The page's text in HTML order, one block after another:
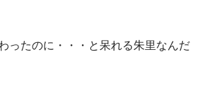
ったのに・・・と呆れる朱里なんだ